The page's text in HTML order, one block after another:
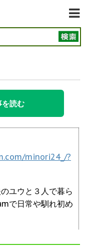
読む
minori24_/?
ユウと３人で暮ら
で日常や馴れ初め